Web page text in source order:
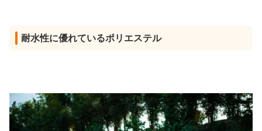
耐水性に優れているポリエステル